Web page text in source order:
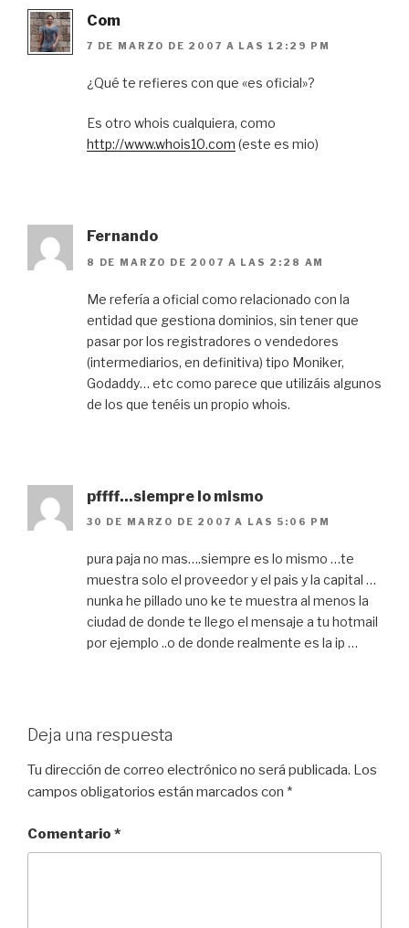
Com
7 DE MARZO DE 2007 A LAS 12:29 PM
¿Qué te refieres con que «es oficial»?
Es otro whois cualquiera, como
http://www.whois10.com (este es mio)
Fernando
8 DE MARZO DE 2007 A LAS 2:28 AM
Me refería a oficial como relacionado con la
entidad que gestiona dominios, sin tener que
pasar por los registradores o vendedores
(intermediarios, en definitiva) tipo Moniker,
Godaddy… etc como parece que utilizáis algunos
de los que tenéis un propio whois.
pffff...siempre lo mismo
30 DE MARZO DE 2007 A LAS 5:06 PM
pura paja no mas….siempre es lo mismo …te
muestra solo el proveedor y el pais y la capital …
nunka he pillado uno ke te muestra al menos la
ciudad de donde te llego el mensaje a tu hotmail
por ejemplo ..o de donde realmente es la ip …
Deja una respuesta
Tu dirección de correo electrónico no será publicada. Los
campos obligatorios están marcados con *
Comentario *